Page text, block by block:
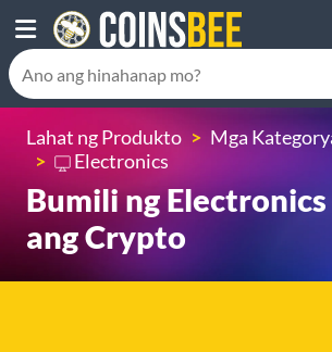
Lahat ng Produkto
Mga
Electronics
Bumili ng
ang Crypto